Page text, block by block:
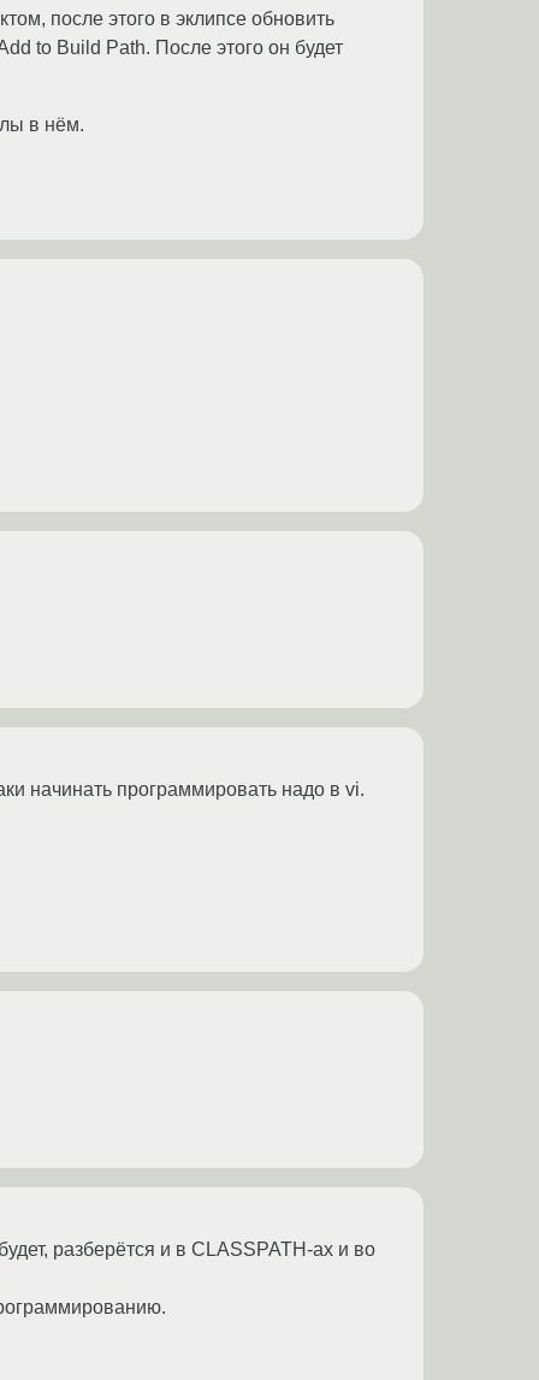
после этого в эклипсе обновить
to Build Path. После этого он будет
в нём.
начинать программировать надо в vi.
разберётся и в CLASSPATH-ах и во